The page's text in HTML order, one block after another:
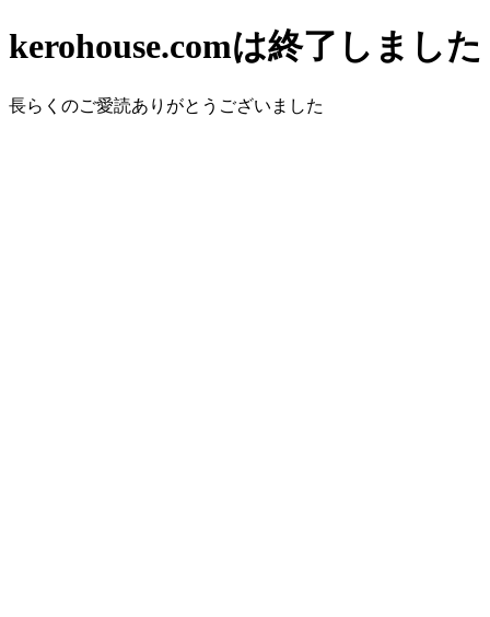
kerohouse.comは終了しました
長らくのご愛読ありがとうございました